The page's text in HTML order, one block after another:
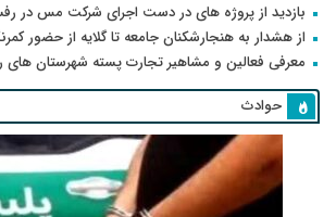
بازدید از پروژه های در دست اجرای شرکت مس در
از هشدار به هنجارشکنان جامعه تا گلایه از حضور
معرفی فعالین و مشاهیر تجارت پسته شهرستان های
حوادث